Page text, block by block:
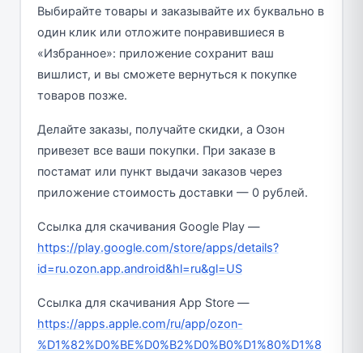
Выбирайте товары и заказывайте их буквально в
один клик или отложите понравившиеся в
«Избранное»: приложение сохранит ваш
вишлист, и вы сможете вернуться к покупке
товаров позже.
Делайте заказы, получайте скидки, а Озон
привезет все ваши покупки. При заказе в
постамат или пункт выдачи заказов через
приложение стоимость доставки — 0 рублей.
Ссылка для скачивания Google Play —
https://play.google.com/store/apps/details?
id=ru.ozon.app.android&hl=ru&gl=US
Ссылка для скачивания App Store —
https://apps.apple.com/ru/app/ozon-
%D1%82%D0%BE%D0%B2%D0%B0%D1%80%D1%8